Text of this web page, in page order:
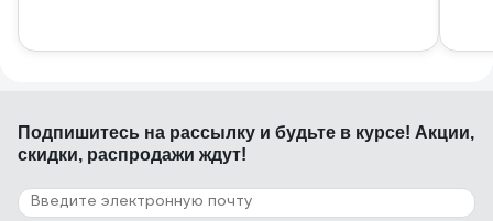
Подпишитесь на рассылку и будьте в курсе! Акции,
скидки, распродажи ждут!